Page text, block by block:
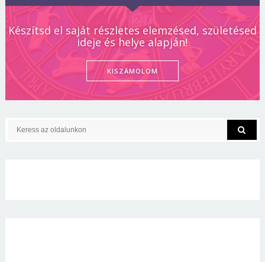
Készítsd el saját részletes elemzésed, születésed
ideje és helye alapján!
KISZÁMOLOM